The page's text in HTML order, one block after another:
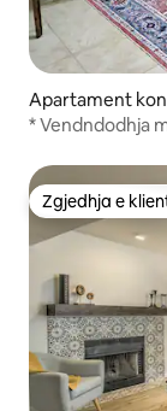
Apartament
* Vendndodhja
Zgjedhja e
Zgjedhja e